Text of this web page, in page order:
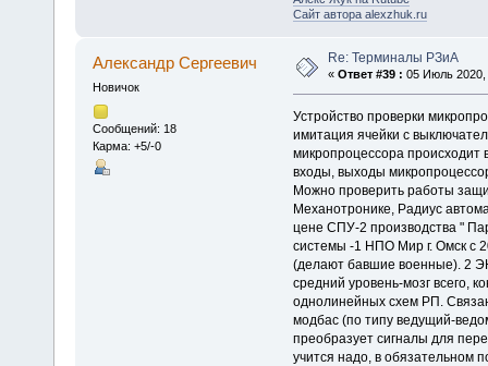
Сайт автора alexzhuk.ru
Александр Cергеевич
Новичок
Сообщений: 18
Карма: +5/-0
Re: Терминалы РЗиА
« Ответ #39 : 05 Июль 2020,
Устройство проверки
имитация ячейки с
микропроцессора происходит
входы, выходы
Можно проверить работы
Механотронике, Радиус
цене СПУ-2 производства "
системы -1 НПО Мир г. Омск с
(делают бавшие военные). 2
средний уровень-мозг всего,
однолинейных схем РП.
модбас (по типу ведущий-
преобразует сигналы для
учится надо, в обязательном